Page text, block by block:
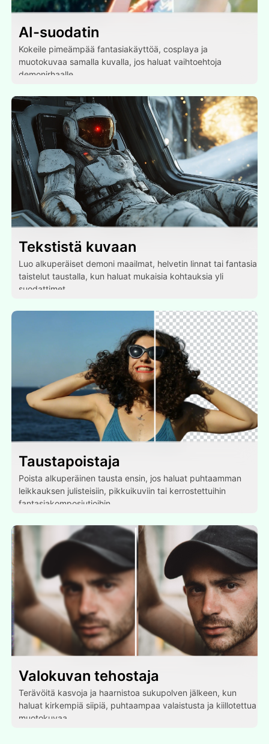
AI-suodatin
Kokeile pimeämpää fantasiakäyttöä, cosplaya ja
muotokuvaa samalla kuvalla, jos haluat vaihtoehtoja
demonirhaalle.
Tekstistä kuvaan
Luo alkuperäiset demoni maailmat, helvetin linnat tai fantasia
taistelut taustalla, kun haluat mukaisia kohtauksia yli
suodattimet.
Taustapoistaja
Poista alkuperäinen tausta ensin, jos haluat puhtaamman
leikkauksen julisteisiin, pikkuikuviin tai kerrostettuihin
fantasiakomposiutioihin.
Valokuvan tehostaja
Terävöitä kasvoja ja haarnistoa sukupolven jälkeen, kun
haluat kirkempiä siipiä, puhtaampaa valaistusta ja kiillotettua
muotokuvaa.